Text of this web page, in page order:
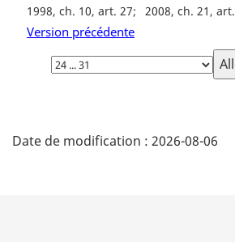
g
i
1998, ch. 10, art. 27 2008, ch. 21, art.
Version précédente
Choisissez
la
é
Date de modification : 2026-08-06